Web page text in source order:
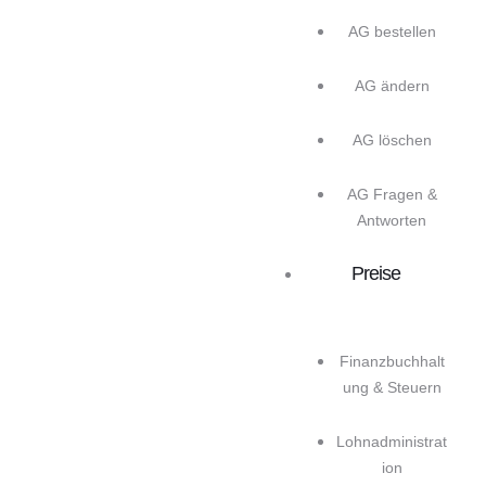
AG bestellen
AG ändern
AG löschen
AG Fragen &
Antworten
Preise
Finanzbuchhalt
ung & Steuern
Lohnadministrat
ion